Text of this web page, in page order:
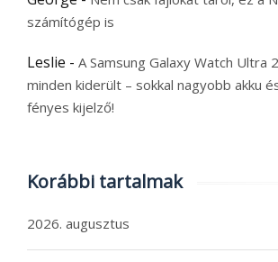
számítógép is
Leslie - A Samsung Galaxy Watch Ultra
minden kiderült – sokkal nagyobb akku
fényes kijelző!
Korábbi tartalmak
2026. augusztus